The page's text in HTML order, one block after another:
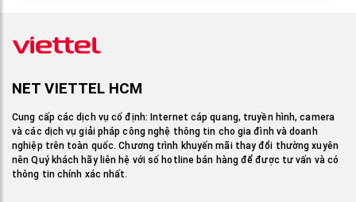
NET VIETTEL HCM
Cung cấp các dịch vụ cố định: Internet cáp quang, truyền hình, camera
và các dịch vụ giải pháp công nghệ thông tin cho gia đình và doanh
nghiệp trên toàn quốc. Chương trình khuyến mãi thay đổi thường xuyên
nên Quý khách hãy liên hệ với số hotline bán hàng để được tư vấn và có
thông tin chính xác nhất.